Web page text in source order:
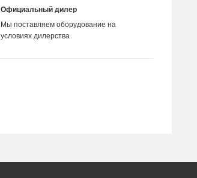
Официальный дилер
Мы поставляем оборудование на
условиях дилерства